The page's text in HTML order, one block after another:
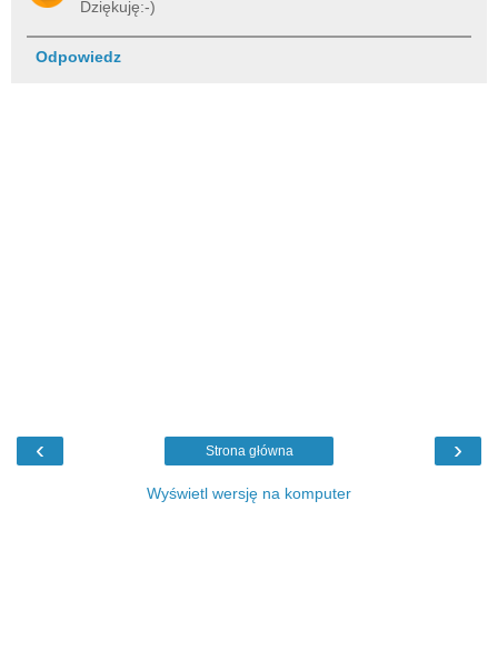
Dziękuję:-)
Odpowiedz
‹ ›
Strona główna
Wyświetl wersję na komputer